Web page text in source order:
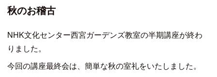
秋のお稽古
NHK文化センター西宮ガーデンズ教室の半期講座が終わ
りました。
今回の講座最終会は、簡単な秋の室礼をいたしました。